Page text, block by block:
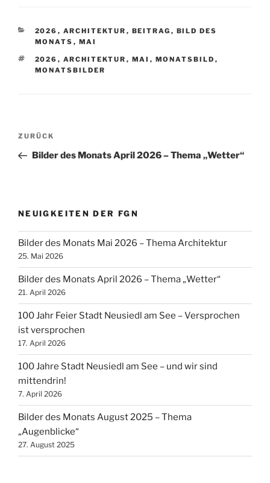
KATEGORIEN
2026 , ARCHITEKTUR , BEITRAG , BILD DES
MONATS , MAI
SCHLAGWÖRTER
2026 , ARCHITEKTUR , MAI , MONATSBILD ,
MONATSBILDER
Beitragsnavigation
Vorheriger
Beitrag
ZURÜCK
Bilder des Monats April 2026 – Thema „Wetter“
NEUIGKEITEN DER FGN
Bilder des Monats Mai 2026 – Thema Architektur
25. Mai 2026
Bilder des Monats April 2026 – Thema „Wetter“
21. April 2026
100 Jahr Feier Stadt Neusiedl am See – Versprochen
ist versprochen
17. April 2026
100 Jahre Stadt Neusiedl am See – und wir sind
mittendrin!
7. April 2026
Bilder des Monats August 2025 – Thema
„Augenblicke“
27. August 2025